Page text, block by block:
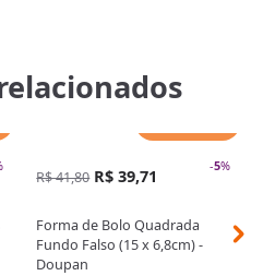
-5%
R$ 41,80 R$ 39,71
Forma de Bolo Quadrada
Fundo Falso (15 x 6,8cm) -
Doupan